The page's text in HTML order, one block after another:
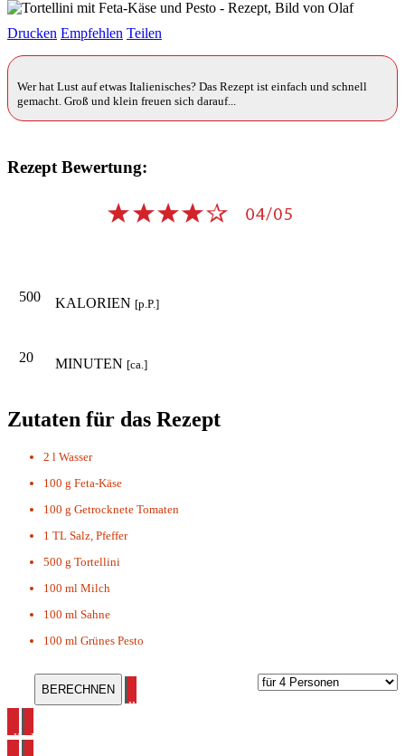
Drucken Empfehlen Teilen
Wer hat Lust auf etwas Italienisches? Das Rezept ist einfach und schnell
gemacht. Groß und klein freuen sich darauf...
Rezept Bewertung:
500 KALORIEN [p.P.]
20 MINUTEN [ca.]
Zutaten für das Rezept
2 l Wasser
100 g Feta-Käse
100 g Getrocknete Tomaten
1 TL Salz, Pfeffer
500 g Tortellini
100 ml Milch
100 ml Sahne
100 ml Grünes Pesto
alle Pasta Rezepte ansehen
alle Mediterane Rezepte ansehen